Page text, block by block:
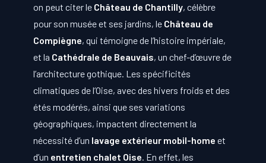
on peut citer le Château de Chantilly, célèbre
pour son musée et ses jardins, le Château de
Compiègne, qui témoigne de l’histoire impériale,
et la Cathédrale de Beauvais, un chef-d’œuvre de
l’architecture gothique. Les spécificités
climatiques de l’Oise, avec des hivers froids et des
étés modérés, ainsi que ses variations
géographiques, impactent directement la
nécessité d’un lavage extérieur mobil-home et
d’un entretien chalet Oise. En effet, les